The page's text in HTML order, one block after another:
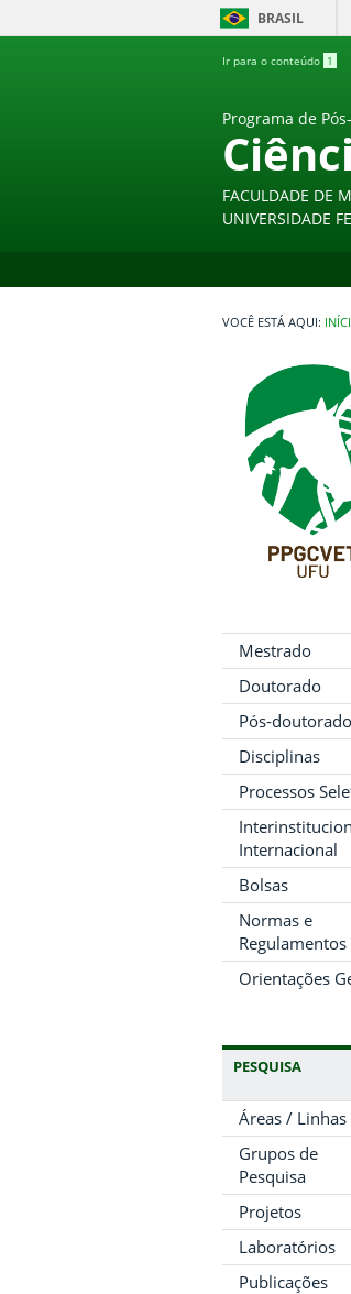
BRASIL
Ir para o conteúdo 1
Programa de
FACULDADE DE
UNIVERSIDADE
Mestrado
Doutorado
Pós-doutorado
Disciplinas
Processos
Internacional
Bolsas
Normas e
Regulamentos
Orientações
PESQUISA
Áreas / Linhas
Grupos de
Pesquisa
Projetos
Laboratórios
Publicações